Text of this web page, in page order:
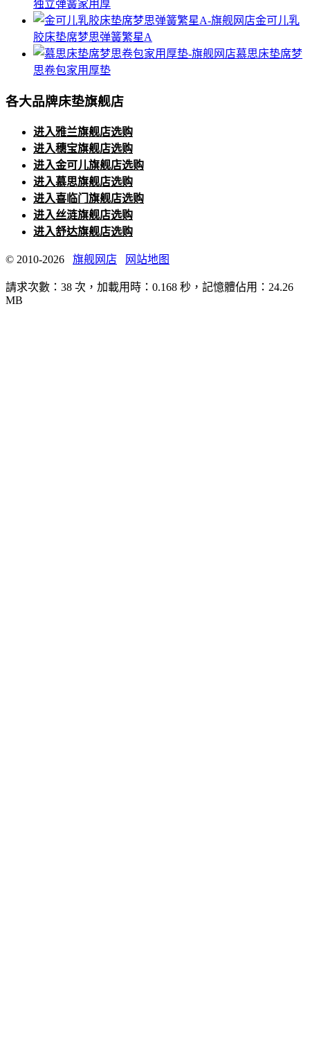
独立弹簧家用厚
金可儿乳
胶床垫席梦思弹簧繁星A
慕思床垫席梦
思卷包家用厚垫
各大品牌床垫旗舰店
进入雅兰旗舰店选购
进入穗宝旗舰店选购
进入金可儿旗舰店选购
进入慕思旗舰店选购
进入喜临门旗舰店选购
进入丝涟旗舰店选购
进入舒达旗舰店选购
© 2010-2026 旗舰网店 网站地图
請求次數：38 次，加載用時：0.168 秒，記憶體佔用：24.26
MB